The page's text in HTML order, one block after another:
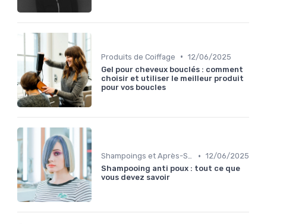
Produits de Coiffage • 12/06/2025
Gel pour cheveux bouclés : comment
choisir et utiliser le meilleur produit
pour vos boucles
Shampoings et Après-Shampoings • 12/06/2025
Shampooing anti poux : tout ce que
vous devez savoir